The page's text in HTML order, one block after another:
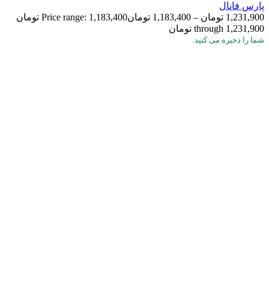
پارس فانال
1,231,900 تومان –
1,183,400 تومان
Price range: 1,183,400 تومان
through 1,231,900 تومان
شما را ذخیره می کنید